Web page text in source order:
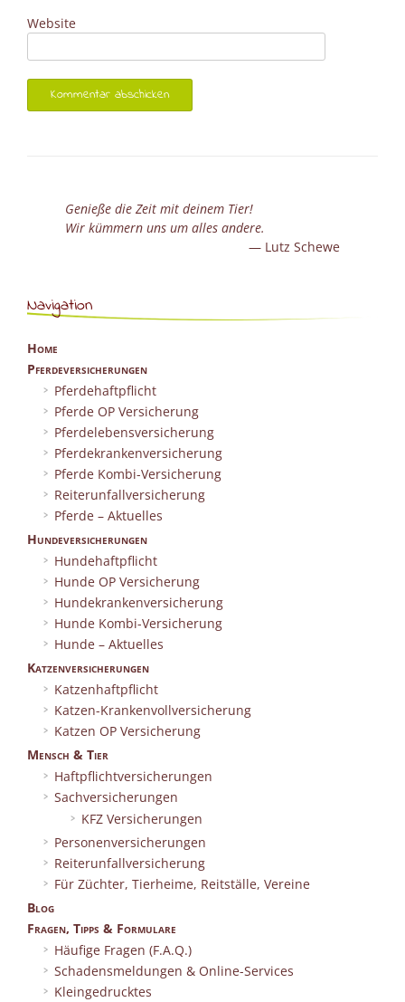
Website
Genieße die Zeit mit deinem Tier!
Wir kümmern uns um alles andere.
Lutz Schewe
Navigation
Home
Pferdeversicherungen
Pferdehaftpflicht
Pferde OP Versicherung
Pferdelebensversicherung
Pferdekrankenversicherung
Pferde Kombi-Versicherung
Reiterunfallversicherung
Pferde – Aktuelles
Hundeversicherungen
Hundehaftpflicht
Hunde OP Versicherung
Hundekrankenversicherung
Hunde Kombi-Versicherung
Hunde – Aktuelles
Katzenversicherungen
Katzenhaftpflicht
Katzen-Krankenvollversicherung
Katzen OP Versicherung
Mensch & Tier
Haftpflichtversicherungen
Sachversicherungen
KFZ Versicherungen
Personenversicherungen
Reiterunfallversicherung
Für Züchter, Tierheime, Reitställe, Vereine
Blog
Fragen, Tipps & Formulare
Häufige Fragen (F.A.Q.)
Schadensmeldungen & Online-Services
Kleingedrucktes